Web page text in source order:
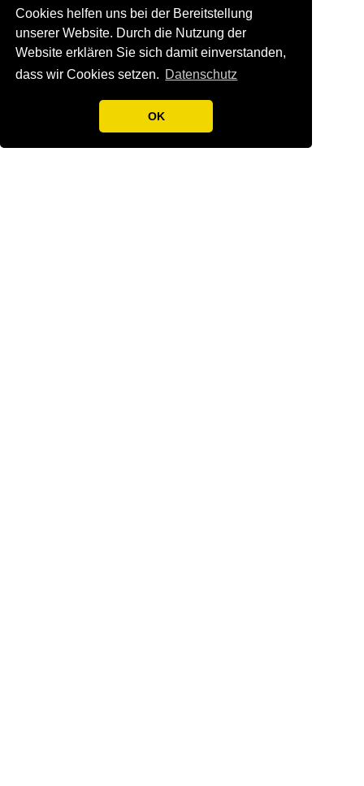
Cookies helfen uns bei der Bereitstellung
unserer Website. Durch die Nutzung der
Website erklären Sie sich damit einverstanden,
dass wir Cookies setzen. Datenschutz
OK
geimpft-ungeimpft
Zurück